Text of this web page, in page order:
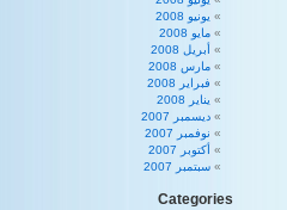
يونيو 2008
مايو 2008
أبريل 2008
مارس 2008
فبراير 2008
يناير 2008
ديسمبر 2007
نوفمبر 2007
أكتوبر 2007
سبتمبر 2007
Categories